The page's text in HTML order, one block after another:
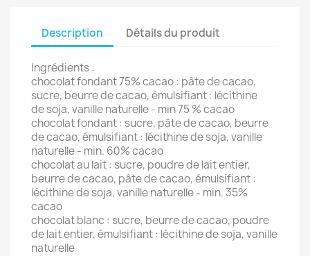
Description Détails du produit
Ingrédients :
chocolat fondant 75% cacao : pâte de cacao,
sucre, beurre de cacao, émulsifiant : lécithine
desoja, vanille naturelle - min 75 % cacao
chocolat fondant : sucre, pâte de cacao, beurre
de cacao, émulsifiant : lécithine desoja, vanille
naturelle - min. 60% cacao
chocolat au lait : sucre, poudre delaitentier,
beurre de cacao, pâte de cacao, émulsifiant :
lécithine desoja, vanille naturelle - min. 35%
cacao
chocolat blanc : sucre, beurre de cacao, poudre
delaitentier, émulsifiant : lécithine desoja, vanille
naturelle